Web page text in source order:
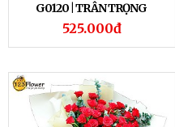
G0120 | TRÂN TRỌNG
525.000đ